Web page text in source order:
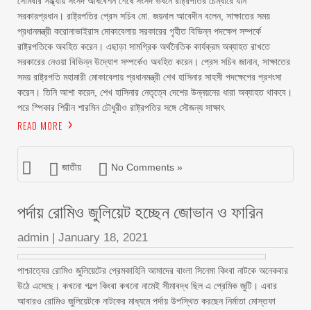
সরকারপ্রধান। রাষ্ট্রপতির প্রেস সচিব মো. জয়নাল আবেদীন বলেন, সাক্ষাতের সময়
প্রধানমন্ত্রী করোনাভাইরাস মোকাবেলায় সরকারের গৃহীত বিভিন্ন পদক্ষেপ সম্পর্কে
রাষ্ট্রপতিকে অবহিত করেন। এছাড়া সামগ্রিক অর্থনৈতিক কার্যক্রম অব্যাহত রাখতে
সরকারের নেওয়া বিভিন্ন উদ্যোগ সম্পর্কেও অবহিত করেন। প্রেস সচিব জানান, সাক্ষাতের
সময় রাষ্ট্রপতি মহামারী মোকাবেলায় প্রধানমন্ত্রী শেখ হাসিনার সাহসী পদক্ষেপের প্রশংসা
করেন। তিনি আশা করেন, শেখ হাসিনার নেতৃত্বে দেশের উন্নয়নের ধারা অব্যাহত থাকবে।
পরে স্পিকার শিরীন শারমিন চৌধুরীও রাষ্ট্রপতির সঙ্গে সৌজন্য সাক্ষাৎ
READ MORE
জাতীয় No Comments »
পর্দায় রোমিও জুলিয়েট হচ্ছেন জোভান ও ফারিন
admin | January 18, 2021
পাশ্চাত্যের রোমিও জুলিয়েটের প্রেমকাহিনি আমাদের বাংলা সিনেমা কিংবা নাটকে অনেকবার
উঠে এসেছে। কখনো গল্পে কিংবা কখনো নামেই সীমাবদ্ধ ছিল এ প্রেমিক জুটি। এবার
আবারও রোমিও জুলিয়েটকে নাটকের মাধ্যমে পর্দায় উপস্থিত করছেন নির্মাতা মোস্তফা